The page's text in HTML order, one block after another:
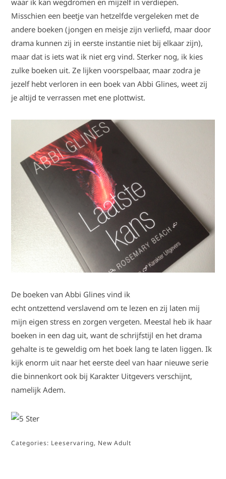
waar ik kan wegdromen en mijzelf in verdiepen.
Misschien een beetje van hetzelfde vergeleken met de
andere boeken (jongen en meisje zijn verliefd, maar door
drama kunnen zij in eerste instantie niet bij elkaar zijn),
maar dat is iets wat ik niet erg vind. Sterker nog, ik kies
zulke boeken uit. Ze lijken voorspelbaar, maar zodra je
jezelf hebt verloren in een boek van Abbi Glines, weet zij
je altijd te verrassen met ene plottwist.
De boeken van Abbi Glines vind ik
echt ontzettend verslavend om te lezen en zij laten mij
mijn eigen stress en zorgen vergeten. Meestal heb ik haar
boeken in een dag uit, want de schrijfstijl en het drama
gehalte is te geweldig om het boek lang te laten liggen. Ik
kijk enorm uit naar het eerste deel van haar nieuwe serie
die binnenkort ook bij Karakter Uitgevers verschijnt,
namelijk Adem.
Categories: Leeservaring, New Adult